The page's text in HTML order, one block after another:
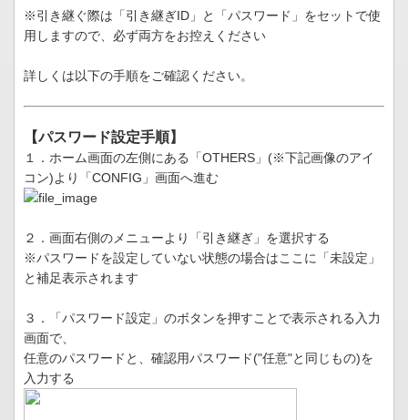
※引き継ぐ際は「引き継ぎID」と「パスワード」をセットで使
用しますので、必ず両方をお控えください
詳しくは以下の手順をご確認ください。
【パスワード設定手順】
１．ホーム画面の左側にある「OTHERS」(※下記画像のアイ
コン)より「CONFIG」画面へ進む
２．画面右側のメニューより「引き継ぎ」を選択する
※パスワードを設定していない状態の場合はここに「未設定」
と補足表示されます
３．「パスワード設定」のボタンを押すことで表示される入力
画面で、
任意のパスワードと、確認用パスワード("任意"と同じもの)を
入力する